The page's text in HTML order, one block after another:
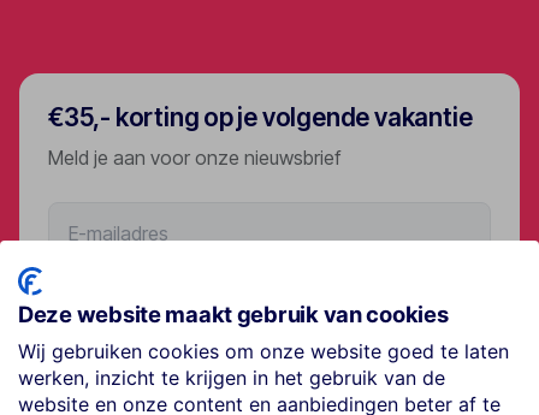
€35,- korting op je volgende vakantie
Meld je aan voor onze nieuwsbrief
Volg ons op social media
Deze website maakt gebruik van cookies
Wij gebruiken cookies om onze website goed te laten
werken, inzicht te krijgen in het gebruik van de
website en onze content en aanbiedingen beter af te